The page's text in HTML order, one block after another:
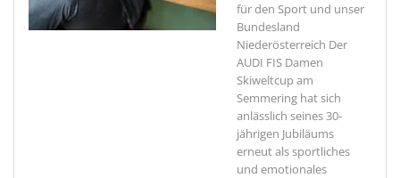
für den Sport und unser
Bundesland
Niederösterreich Der
AUDI FIS Damen
Skiweltcup am
Semmering hat sich
anlässlich seines 30-
jährigen Jubiläums
erneut als sportliches
und emotionales